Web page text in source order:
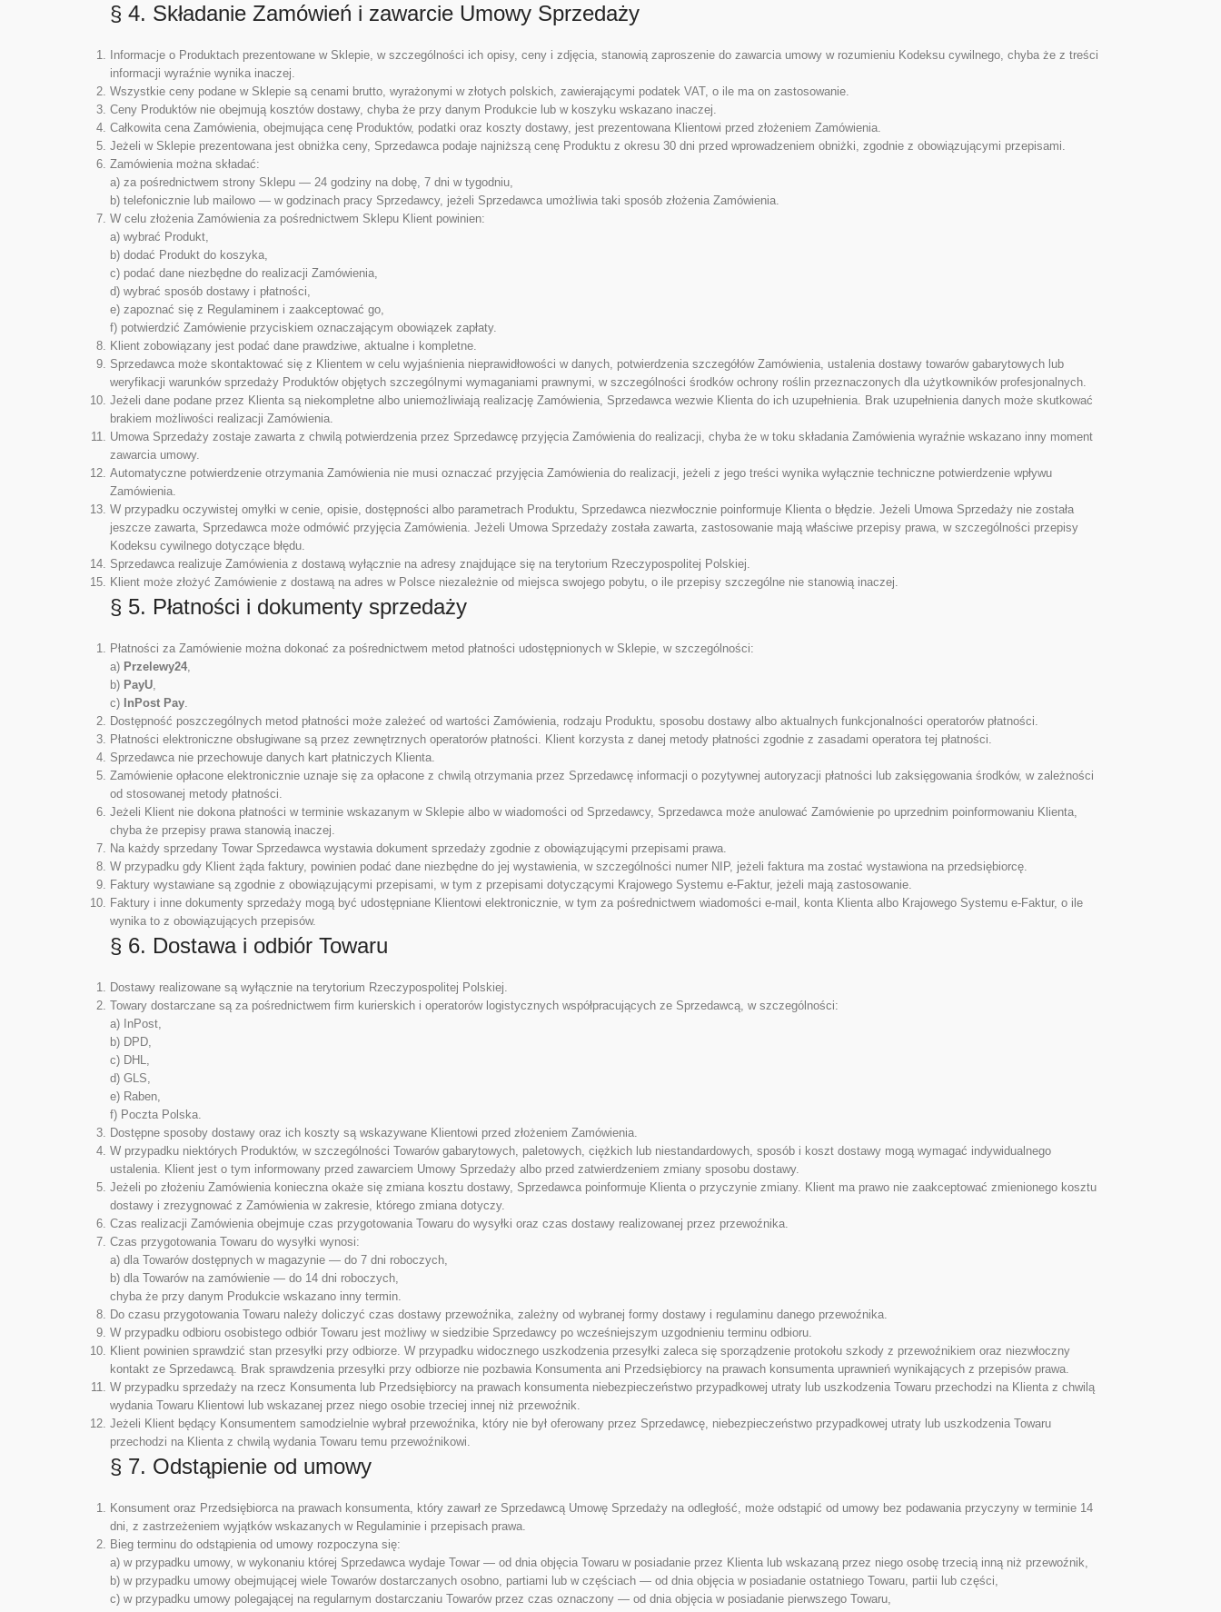
§ 4. Składanie Zamówień i zawarcie Umowy Sprzedaży
Informacje o Produktach prezentowane w Sklepie, w szczególności ich opisy, ceny i zdjęcia, stanowią zaproszenie do zawarcia umowy w rozumieniu Kodeksu cywilnego, chyba że z treści
informacji wyraźnie wynika inaczej.
Wszystkie ceny podane w Sklepie są cenami brutto, wyrażonymi w złotych polskich, zawierającymi podatek VAT, o ile ma on zastosowanie.
Ceny Produktów nie obejmują kosztów dostawy, chyba że przy danym Produkcie lub w koszyku wskazano inaczej.
Całkowita cena Zamówienia, obejmująca cenę Produktów, podatki oraz koszty dostawy, jest prezentowana Klientowi przed złożeniem Zamówienia.
Jeżeli w Sklepie prezentowana jest obniżka ceny, Sprzedawca podaje najniższą cenę Produktu z okresu 30 dni przed wprowadzeniem obniżki, zgodnie z obowiązującymi przepisami.
Zamówienia można składać:
a) za pośrednictwem strony Sklepu — 24 godziny na dobę, 7 dni w tygodniu,
b) telefonicznie lub mailowo — w godzinach pracy Sprzedawcy, jeżeli Sprzedawca umożliwia taki sposób złożenia Zamówienia.
W celu złożenia Zamówienia za pośrednictwem Sklepu Klient powinien:
a) wybrać Produkt,
b) dodać Produkt do koszyka,
c) podać dane niezbędne do realizacji Zamówienia,
d) wybrać sposób dostawy i płatności,
e) zapoznać się z Regulaminem i zaakceptować go,
f) potwierdzić Zamówienie przyciskiem oznaczającym obowiązek zapłaty.
Klient zobowiązany jest podać dane prawdziwe, aktualne i kompletne.
Sprzedawca może skontaktować się z Klientem w celu wyjaśnienia nieprawidłowości w danych, potwierdzenia szczegółów Zamówienia, ustalenia dostawy towarów gabarytowych lub
weryfikacji warunków sprzedaży Produktów objętych szczególnymi wymaganiami prawnymi, w szczególności środków ochrony roślin przeznaczonych dla użytkowników profesjonalnych.
Jeżeli dane podane przez Klienta są niekompletne albo uniemożliwiają realizację Zamówienia, Sprzedawca wezwie Klienta do ich uzupełnienia. Brak uzupełnienia danych może skutkować
brakiem możliwości realizacji Zamówienia.
Umowa Sprzedaży zostaje zawarta z chwilą potwierdzenia przez Sprzedawcę przyjęcia Zamówienia do realizacji, chyba że w toku składania Zamówienia wyraźnie wskazano inny moment
zawarcia umowy.
Automatyczne potwierdzenie otrzymania Zamówienia nie musi oznaczać przyjęcia Zamówienia do realizacji, jeżeli z jego treści wynika wyłącznie techniczne potwierdzenie wpływu
Zamówienia.
W przypadku oczywistej omyłki w cenie, opisie, dostępności albo parametrach Produktu, Sprzedawca niezwłocznie poinformuje Klienta o błędzie. Jeżeli Umowa Sprzedaży nie została
jeszcze zawarta, Sprzedawca może odmówić przyjęcia Zamówienia. Jeżeli Umowa Sprzedaży została zawarta, zastosowanie mają właściwe przepisy prawa, w szczególności przepisy
Kodeksu cywilnego dotyczące błędu.
Sprzedawca realizuje Zamówienia z dostawą wyłącznie na adresy znajdujące się na terytorium Rzeczypospolitej Polskiej.
Klient może złożyć Zamówienie z dostawą na adres w Polsce niezależnie od miejsca swojego pobytu, o ile przepisy szczególne nie stanowią inaczej.
§ 5. Płatności i dokumenty sprzedaży
Płatności za Zamówienie można dokonać za pośrednictwem metod płatności udostępnionych w Sklepie, w szczególności:
a) Przelewy24,
b) PayU,
c) InPost Pay.
Dostępność poszczególnych metod płatności może zależeć od wartości Zamówienia, rodzaju Produktu, sposobu dostawy albo aktualnych funkcjonalności operatorów płatności.
Płatności elektroniczne obsługiwane są przez zewnętrznych operatorów płatności. Klient korzysta z danej metody płatności zgodnie z zasadami operatora tej płatności.
Sprzedawca nie przechowuje danych kart płatniczych Klienta.
Zamówienie opłacone elektronicznie uznaje się za opłacone z chwilą otrzymania przez Sprzedawcę informacji o pozytywnej autoryzacji płatności lub zaksięgowania środków, w zależności
od stosowanej metody płatności.
Jeżeli Klient nie dokona płatności w terminie wskazanym w Sklepie albo w wiadomości od Sprzedawcy, Sprzedawca może anulować Zamówienie po uprzednim poinformowaniu Klienta,
chyba że przepisy prawa stanowią inaczej.
Na każdy sprzedany Towar Sprzedawca wystawia dokument sprzedaży zgodnie z obowiązującymi przepisami prawa.
W przypadku gdy Klient żąda faktury, powinien podać dane niezbędne do jej wystawienia, w szczególności numer NIP, jeżeli faktura ma zostać wystawiona na przedsiębiorcę.
Faktury wystawiane są zgodnie z obowiązującymi przepisami, w tym z przepisami dotyczącymi Krajowego Systemu e-Faktur, jeżeli mają zastosowanie.
Faktury i inne dokumenty sprzedaży mogą być udostępniane Klientowi elektronicznie, w tym za pośrednictwem wiadomości e-mail, konta Klienta albo Krajowego Systemu e-Faktur, o ile
wynika to z obowiązujących przepisów.
§ 6. Dostawa i odbiór Towaru
Dostawy realizowane są wyłącznie na terytorium Rzeczypospolitej Polskiej.
Towary dostarczane są za pośrednictwem firm kurierskich i operatorów logistycznych współpracujących ze Sprzedawcą, w szczególności:
a) InPost,
b) DPD,
c) DHL,
d) GLS,
e) Raben,
f) Poczta Polska.
Dostępne sposoby dostawy oraz ich koszty są wskazywane Klientowi przed złożeniem Zamówienia.
W przypadku niektórych Produktów, w szczególności Towarów gabarytowych, paletowych, ciężkich lub niestandardowych, sposób i koszt dostawy mogą wymagać indywidualnego
ustalenia. Klient jest o tym informowany przed zawarciem Umowy Sprzedaży albo przed zatwierdzeniem zmiany sposobu dostawy.
Jeżeli po złożeniu Zamówienia konieczna okaże się zmiana kosztu dostawy, Sprzedawca poinformuje Klienta o przyczynie zmiany. Klient ma prawo nie zaakceptować zmienionego kosztu
dostawy i zrezygnować z Zamówienia w zakresie, którego zmiana dotyczy.
Czas realizacji Zamówienia obejmuje czas przygotowania Towaru do wysyłki oraz czas dostawy realizowanej przez przewoźnika.
Czas przygotowania Towaru do wysyłki wynosi:
a) dla Towarów dostępnych w magazynie — do 7 dni roboczych,
b) dla Towarów na zamówienie — do 14 dni roboczych,
chyba że przy danym Produkcie wskazano inny termin.
Do czasu przygotowania Towaru należy doliczyć czas dostawy przewoźnika, zależny od wybranej formy dostawy i regulaminu danego przewoźnika.
W przypadku odbioru osobistego odbiór Towaru jest możliwy w siedzibie Sprzedawcy po wcześniejszym uzgodnieniu terminu odbioru.
Klient powinien sprawdzić stan przesyłki przy odbiorze. W przypadku widocznego uszkodzenia przesyłki zaleca się sporządzenie protokołu szkody z przewoźnikiem oraz niezwłoczny
kontakt ze Sprzedawcą. Brak sprawdzenia przesyłki przy odbiorze nie pozbawia Konsumenta ani Przedsiębiorcy na prawach konsumenta uprawnień wynikających z przepisów prawa.
W przypadku sprzedaży na rzecz Konsumenta lub Przedsiębiorcy na prawach konsumenta niebezpieczeństwo przypadkowej utraty lub uszkodzenia Towaru przechodzi na Klienta z chwilą
wydania Towaru Klientowi lub wskazanej przez niego osobie trzeciej innej niż przewoźnik.
Jeżeli Klient będący Konsumentem samodzielnie wybrał przewoźnika, który nie był oferowany przez Sprzedawcę, niebezpieczeństwo przypadkowej utraty lub uszkodzenia Towaru
przechodzi na Klienta z chwilą wydania Towaru temu przewoźnikowi.
§ 7. Odstąpienie od umowy
Konsument oraz Przedsiębiorca na prawach konsumenta, który zawarł ze Sprzedawcą Umowę Sprzedaży na odległość, może odstąpić od umowy bez podawania przyczyny w terminie 14
dni, z zastrzeżeniem wyjątków wskazanych w Regulaminie i przepisach prawa.
Bieg terminu do odstąpienia od umowy rozpoczyna się:
a) w przypadku umowy, w wykonaniu której Sprzedawca wydaje Towar — od dnia objęcia Towaru w posiadanie przez Klienta lub wskazaną przez niego osobę trzecią inną niż przewoźnik,
b) w przypadku umowy obejmującej wiele Towarów dostarczanych osobno, partiami lub w częściach — od dnia objęcia w posiadanie ostatniego Towaru, partii lub części,
c) w przypadku umowy polegającej na regularnym dostarczaniu Towarów przez czas oznaczony — od dnia objęcia w posiadanie pierwszego Towaru,